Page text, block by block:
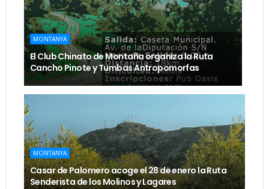
MONTANYA
El Club Chinato de Montaña organiza la Ruta
Cancho Pinote y Tumbas Antropomorfas
MONTANYA
Casar de Palomero acoge el 28 de enero la Ruta
Senderista de los Molinos y Lagares